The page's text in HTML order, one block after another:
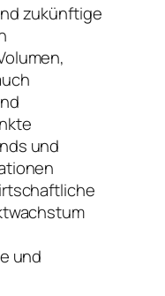
zukünftige
und
und